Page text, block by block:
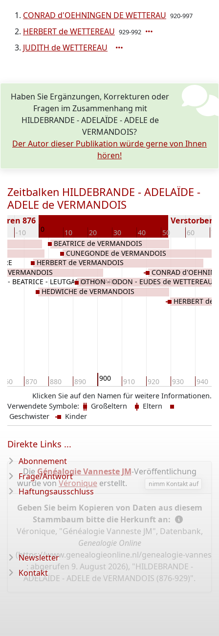
CONRAD d'OEHNINGEN DE WETTERAU 920-997
HERBERT de WETTEREAU 929-992
JUDITH de WETTEREAU
Haben Sie Ergänzungen, Korrekturen oder
Fragen im Zusammenhang mit
HILDEBRANDE - ADELAÏDE - ADELE de
VERMANDOIS?
Der Autor dieser Publikation würde gerne von Ihnen
hören!
Zeitbalken HILDEBRANDE - ADELAÏDE -
ADELE de VERMANDOIS
-10 0 10 20 30 40 50 60 70
876 Verstorben
860 870 880 890 900 910 920 930 940
VERMANDOIS
- BEATRICE - LEUTGARDE de PARIS
HERBERT de VERMANDOIS
HEDWICHE de VERMANDOIS
BEATRICE de VERMANDOIS
CUNEGONDE de VERMANDOIS
OTHON - ODON - EUDES de WETTEREAU
CONRAD
HERBERT de
Klicken Sie auf den Namen für weitere Informationen.
Verwendete Symbole:
Großeltern
Eltern
Geschwister
Kinder
Die Généalogie Vanneste JM-Veröffentlichung
wurde von Véronique erstellt. nimm Kontakt auf
Geben Sie beim Kopieren von Daten aus diesem
Stammbaum bitte die Herkunft an:
Véronique, "Généalogie Vanneste JM", Datenbank,
Genealogie Online
(https://www.genealogieonline.nl/genealogie-
: abgerufen 9. August 2026), "HILDEBRANDE -
ADELAÏDE - ADELE de VERMANDOIS (876-929)".
Direkte Links ...
Abonnement
Frage/Antwort
Haftungsausschluss
Newsletter
Kontakt